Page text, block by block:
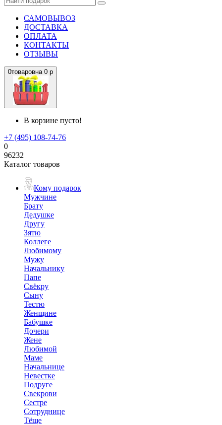
САМОВЫВОЗ
ДОСТАВКА
ОПЛАТА
КОНТАКТЫ
ОТЗЫВЫ
0товаровна 0 р
В корзине пусто!
+7 (495) 108-74-76
0
96232
Каталог товаров
Кому подарок
Мужчине
Брату
Дедушке
Другу
Зятю
Коллеге
Любимому
Мужу
Начальнику
Папе
Свёкру
Сыну
Тестю
Женщине
Бабушке
Дочери
Жене
Любимой
Маме
Начальнице
Невестке
Подруге
Свекрови
Сестре
Сотруднице
Тёще